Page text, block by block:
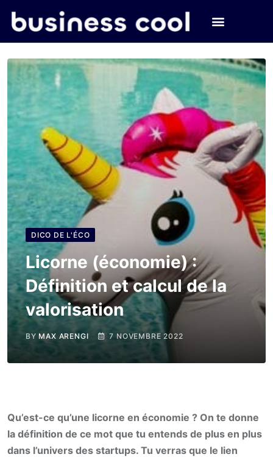
DICO DE L'ÉCO
Licorne (économie) :
Définition et calcul de la
valorisation
BY MAX ARENGI 7 NOVEMBRE 2022
Qu’est-ce qu’une licorne en économie ? On te donne
la définition de ce mot que tu entends de plus en plus
dans l’univers des startups. Tu verras que le lien